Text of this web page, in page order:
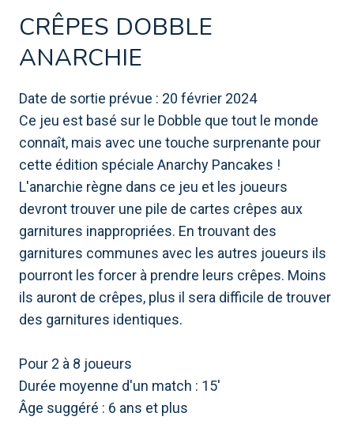
CRÊPES DOBBLE
ANARCHIE
Date de sortie prévue : 20 février 2024
Ce jeu est basé sur le Dobble que tout le monde
connaît, mais avec une touche surprenante pour
cette édition spéciale Anarchy Pancakes !
L'anarchie règne dans ce jeu et les joueurs
devront trouver une pile de cartes crêpes aux
garnitures inappropriées. En trouvant des
garnitures communes avec les autres joueurs ils
pourront les forcer à prendre leurs crêpes. Moins
ils auront de crêpes, plus il sera difficile de trouver
des garnitures identiques.
Pour 2 à 8 joueurs
Durée moyenne d'un match : 15'
Âge suggéré : 6 ans et plus